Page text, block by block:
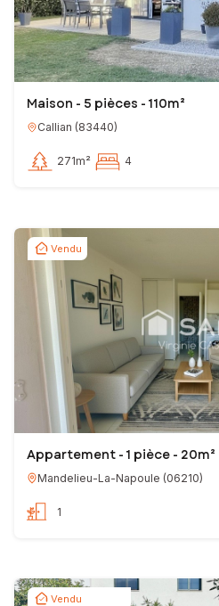
Maison - 5 pièces - 110m²
Callian (83440)
271m² 4
Vendu
Appartement - 1 pièce - 20m²
Mandelieu-La-Napoule (06210)
1
Vendu